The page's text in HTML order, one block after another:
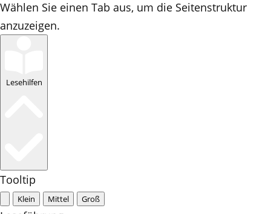
Wählen Sie einen Tab aus, um die Seitenstruktur
anzuzeigen.
Lesehilfen
Tooltip
Klein Mittel Groß